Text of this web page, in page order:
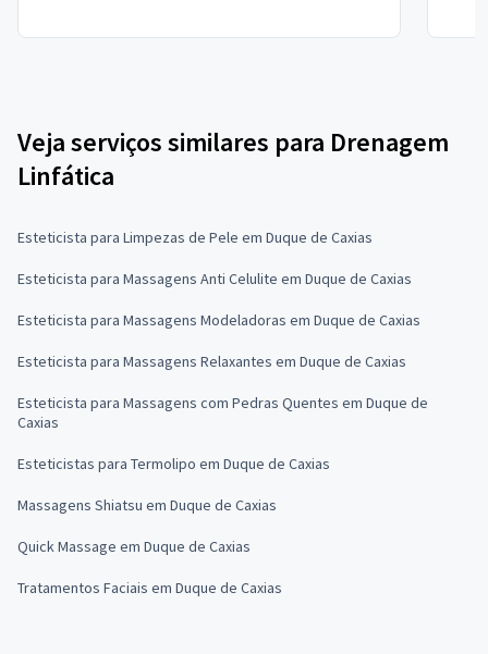
Veja serviços similares para Drenagem
Linfática
Esteticista para Limpezas de Pele em Duque de Caxias
Esteticista para Massagens Anti Celulite em Duque de Caxias
Esteticista para Massagens Modeladoras em Duque de Caxias
Esteticista para Massagens Relaxantes em Duque de Caxias
Esteticista para Massagens com Pedras Quentes em Duque de
Caxias
Esteticistas para Termolipo em Duque de Caxias
Massagens Shiatsu em Duque de Caxias
Quick Massage em Duque de Caxias
Tratamentos Faciais em Duque de Caxias